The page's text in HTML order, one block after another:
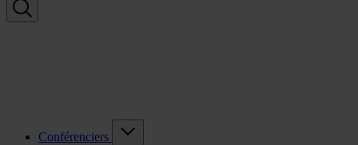
Conférenciers